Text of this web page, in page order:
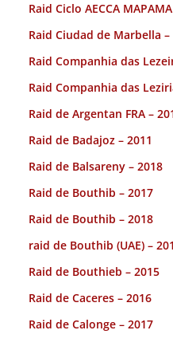
Raid Ciclo AECCA
Raid Ciudad de Marbella –
Raid Companhia das
Raid Companhia das
Raid de Argentan FRA –
Raid de Badajoz – 2011
Raid de Balsareny – 2018
Raid de Bouthib – 2017
Raid de Bouthib – 2018
raid de Bouthib (UAE) –
Raid de Bouthieb – 2015
Raid de Caceres – 2016
Raid de Calonge – 2017